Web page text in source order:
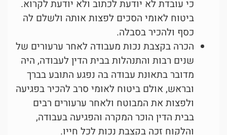
כי עובדת לא יודעת לכתוב ולא יודעת לקרוא.
ביטוח לאומי הסכים לפצות אותה ולשלם לה
כסף ולהכיר בסבלה.
הכרה בקצבת נכות מעבודה לאחר ערעורים של
שנים רבות והתנהלות בבית הדין לעבודה, היה
מדובר בתאונת עבודה בה נפגע התובע בברך
ובראש, אולם ביטוח לאומי סרב להכיר בפגיעה
ולפצות את המבוטח ולאחר ערעורים רבים
בבית הדין הוכר המקרה והפגיעה בעבודה,
והלקוח זכה בקצבת נכות לכל חייו.